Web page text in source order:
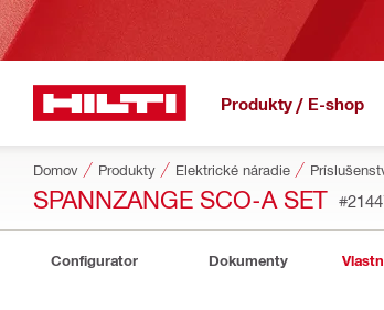
Produkty / E-shop
Domov Produkty Elektrické náradie
SPANNZANGE SCO-A SET
Configurator Dokumenty